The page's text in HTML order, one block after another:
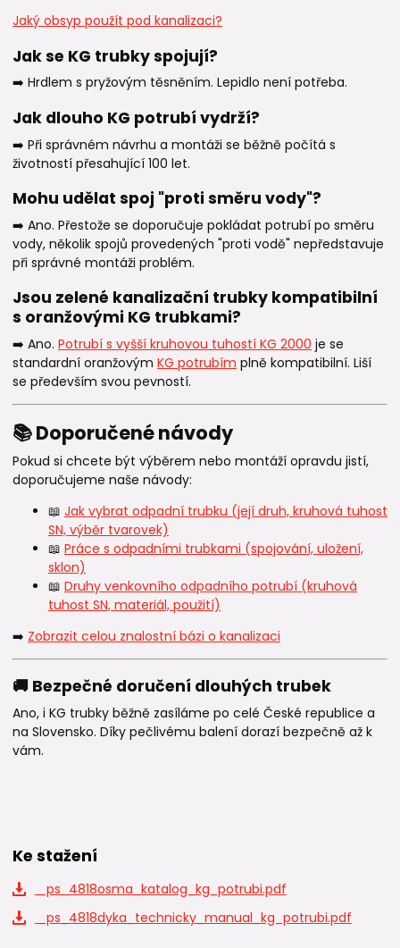
Jaký obsyp použít pod kanalizaci?
Jak se KG trubky spojují?
➡️ Hrdlem s pryžovým těsněním. Lepidlo není potřeba.
Jak dlouho KG potrubí vydrží?
➡️ Při správném návrhu a montáži se běžně počítá s
životností přesahující 100 let.
Mohu udělat spoj "proti směru vody"?
➡️ Ano. Přestože se doporučuje pokládat potrubí po směru
vody, několik spojů provedených "proti vodě" nepředstavuje
při správné montáži problém.
Jsou zelené kanalizační trubky kompatibilní
s oranžovými KG trubkami?
➡️ Ano. Potrubí s vyšší kruhovou tuhostí KG 2000 je se
standardní oranžovým KG potrubím plně kompatibilní. Liší
se především svou pevností.
📚 Doporučené návody
Pokud si chcete být výběrem nebo montáží opravdu jistí,
doporučujeme naše návody:
📖 Jak vybrat odpadní trubku (její druh, kruhová tuhost
SN, výběr tvarovek)
📖 Práce s odpadními trubkami (spojování, uložení,
sklon)
📖 Druhy venkovního odpadního potrubí (kruhová
tuhost SN, materiál, použití)
➡️ Zobrazit celou znalostní bázi o kanalizaci
🚚 Bezpečné doručení dlouhých trubek
Ano, i KG trubky běžně zasíláme po celé České republice a
na Slovensko. Díky pečlivému balení dorazí bezpečně až k
vám.
Ke stažení
_ps_4818osma_katalog_kg_potrubi.pdf
_ps_4818dyka_technicky_manual_kg_potrubi.pdf